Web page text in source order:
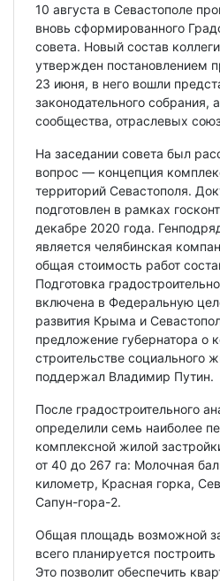
10 августа в Севастополе
вновь сформированного
совета. Новый состав
утвержден постановлением
23 июня, в него вошли
законодательного собрания,
сообщества, отраслевых
На заседании совета был
вопрос — концепция
территорий Севастополя.
подготовлен в рамках
декабре 2020 года.
является челябинская
общая стоимость работ
Подготовка
включена в Федеральную
развития Крыма и
предложение губернатора о
строительстве социального
поддержал Владимир Путин.
После градостроительного
определили семь наиболее
комплексной жилой
от 40 до 267 га: Молочная
километр, Красная горка,
Сапун-гора-2.
Общая площадь возможной
всего планируется
Это позволит обеспечить